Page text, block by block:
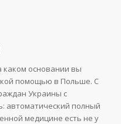
каком основании вы
помощью в Польше. С
Украины с
автоматический полный
медицине есть не у